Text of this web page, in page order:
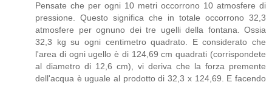
Pensate che per ogni 10 metri occorrono 10 atmosfere di
pressione. Questo significa che in totale occorrono 32,3
atmosfere per ognuno dei tre ugelli della fontana. Ossia
32,3 kg su ogni centimetro quadrato. E considerato che
l'area di ogni ugello è di 124,69 cm quadrati (corrispondete
al diametro di 12,6 cm), vi deriva che la forza premente
dell'acqua è uguale al prodotto di 32,3 x 124,69. E facendo